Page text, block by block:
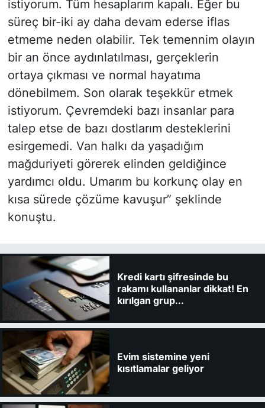
istiyorum. Tüm hesaplarım kapalı. Eğer bu
süreç bir-iki ay daha devam ederse iflas
etmeme neden olabilir. Tek temennim olayın
bir an önce aydınlatılması, gerçeklerin
ortaya çıkması ve normal hayatıma
dönebilmem. Son olarak teşekkür etmek
istiyorum. Çevremdeki bazı insanlar para
talep etse de bazı dostlarım desteklerini
esirgemedi. Van halkı da yaşadığım
mağduriyeti görerek elinden geldiğince
yardımcı oldu. Umarım bu korkunç olay en
kısa sürede çözüme kavuşur” şeklinde
konuştu.
Kredi kartı şifresinde bu
rakamı kullananlar dikkat! En
kırılgan grup...
Evim sistemine yeni
kısıtlamalar geliyor